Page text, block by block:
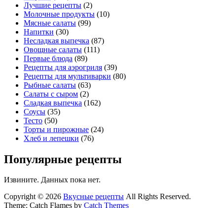
Лучшие рецепты (2)
Молочные продукты (10)
Мясные салаты (99)
Напитки (30)
Несладкая выпечка (87)
Овощные салаты (111)
Первые блюда (89)
Рецепты для аэрогриля (39)
Рецепты для мультиварки (80)
Рыбные салаты (63)
Салаты с сыром (2)
Сладкая выпечка (162)
Соусы (35)
Тесто (50)
Торты и пирожные (24)
Хлеб и лепешки (76)
Популярные рецепты
Извините. Данных пока нет.
Copyright © 2026 Вкусные рецепты All Rights Reserved.
Theme: Catch Flames by Catch Themes